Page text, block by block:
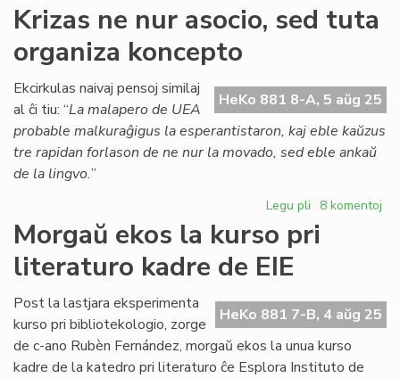
Peza
akuzo
kontraŭ
Corsetti
kaj
UEA-
estraro
Krizas ne nur asocio, sed tuta
organiza koncepto
HeKo 881 8-A, 5 aŭg 25
Ekcirkulas naivaj pensoj similaj
al ĉi tiu: “La malapero de UEA
probable malkuraĝigus la esperantistaron, kaj eble kaŭzus
tre rapidan forlason de ne nur la movado, sed eble ankaŭ
de la lingvo.”
Legu pli pri
Krizas
ne
sed
tuta
organiza
koncepto
8 komentoj
Morgaŭ ekos la kurso pri
literaturo kadre de EIE
HeKo 881 7-B, 4 aŭg 25
Post la lastjara eksperimenta
kurso pri bibliotekologio, zorge
de c-ano Rubèn Fernández, morgaŭ ekos la unua kurso
kadre de la katedro pri literaturo ĉe Esplora Instituto de